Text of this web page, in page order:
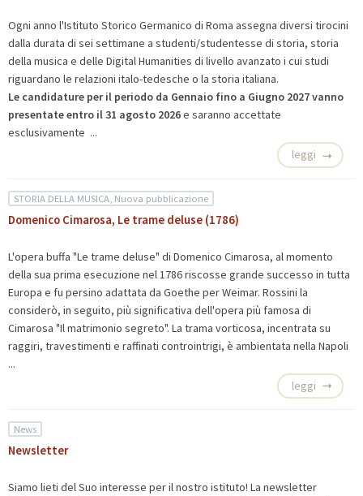
Ogni anno l'Istituto Storico Germanico di Roma assegna diversi tirocini
dalla durata di sei settimane a studenti/studentesse di storia, storia
della musica e delle Digital Humanities di livello avanzato i cui studi
riguardano le relazioni italo-tedesche o la storia italiana.
Le candidature per il periodo da Gennaio fino a Giugno 2027 vanno
presentate entro il 31 agosto 2026e saranno accettate
esclusivamente ...
leggi
STORIA DELLA MUSICA, Nuova pubblicazione
Domenico Cimarosa, Le trame deluse (1786)
L'opera buffa "Le trame deluse" di Domenico Cimarosa, al momento
della sua prima esecuzione nel 1786 riscosse grande successo in tutta
Europa e fu persino adattata da Goethe per Weimar. Rossini la
considerò, in seguito, più significativa dell'opera più famosa di
Cimarosa "Il matrimonio segreto". La trama vorticosa, incentrata su
raggiri, travestimenti e raffinati controintrigi, è ambientata nella Napoli
...
leggi
News
Newsletter
Siamo lieti del Suo interesse per il nostro istituto! La newsletter